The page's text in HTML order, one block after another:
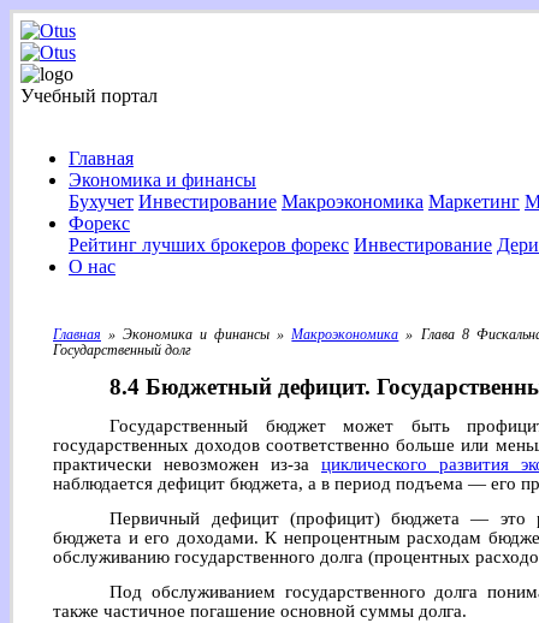
Учебный портал
Главная
Экономика и финансы
Бухучет Инвестирование Макроэкономика Маркетинг
Форекс
Рейтинг лучших брокеров форекс Инвестирование
О нас
Главная » Экономика и финансы »Макроэкономика » Глава 8
Государственный долг
8.4 Бюджетный дефицит.
Государственный бюджет может быть
государственных доходов соответственно больше или
практически невозможен из-за циклического развития
наблюдается дефицит бюджета, а в период подъема — его
Первичный дефицит (профицит) бюджета — это
бюджета и его доходами. К непроцентным расходам
обслуживанию государственного долга (процентных
Под обслуживанием государственного долга
также частичное погашение основной суммы долга.